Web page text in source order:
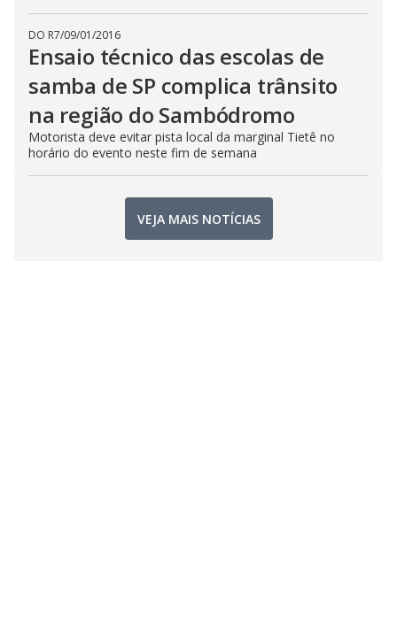
DO R7/09/01/2016
Ensaio técnico das escolas de
samba de SP complica trânsito
na região do Sambódromo
Motorista deve evitar pista local da marginal Tietê no
horário do evento neste fim de semana
VEJA MAIS NOTÍCIAS